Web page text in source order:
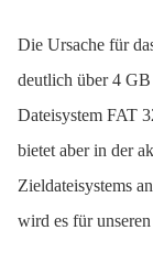
Die Ursache für
deutlich über 4
Dateisystem FAT
bietet aber in der
Zieldateisystems
wird es für